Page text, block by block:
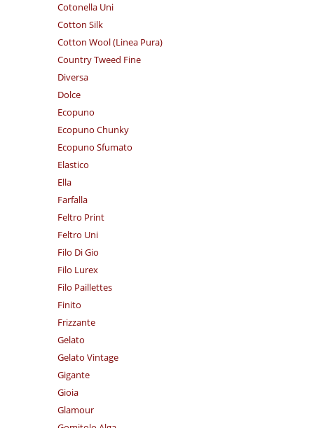
Cotonella Uni
Cotton Silk
Cotton Wool (Linea Pura)
Country Tweed Fine
Diversa
Dolce
Ecopuno
Ecopuno Chunky
Ecopuno Sfumato
Elastico
Ella
Farfalla
Feltro Print
Feltro Uni
Filo Di Gio
Filo Lurex
Filo Paillettes
Finito
Frizzante
Gelato
Gelato Vintage
Gigante
Gioia
Glamour